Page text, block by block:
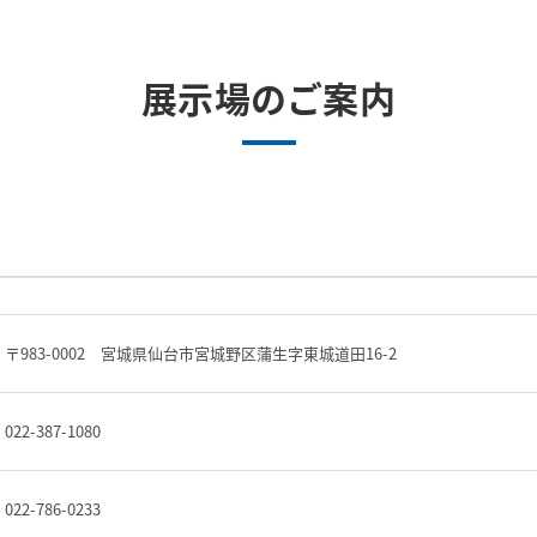
展示場のご案内
〒983-0002 宮城県仙台市宮城野区蒲生字東城道田16-2
022-387-1080
022-786-0233